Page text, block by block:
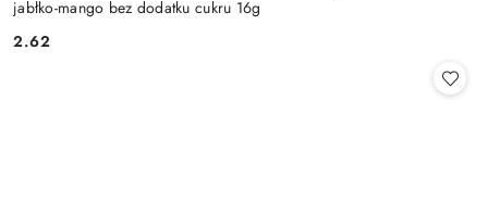
jabłko-mango bez dodatku cukru 16g
Cena:
2.62